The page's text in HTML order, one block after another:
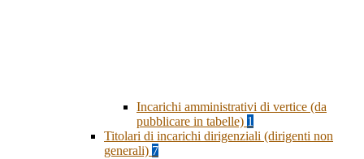
Incarichi amministrativi di vertice (da
pubblicare in tabelle) 1
Titolari di incarichi dirigenziali (dirigenti non
generali) 7